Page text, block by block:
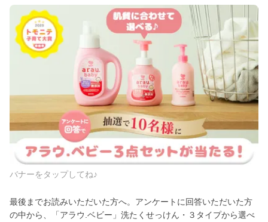
バナーをタップしてね♪
最後までお読みいただいた方へ。アンケートに回答いただいた方
の中から、「アラウ.ベビー」洗たくせっけん・３タイプから選べ